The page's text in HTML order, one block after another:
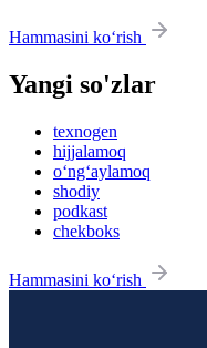
Hammasini ko‘rish
Yangi so'zlar
texnogen
hijjalamoq
o‘ng‘aylamoq
shodiy
podkast
chekboks
Hammasini ko‘rish